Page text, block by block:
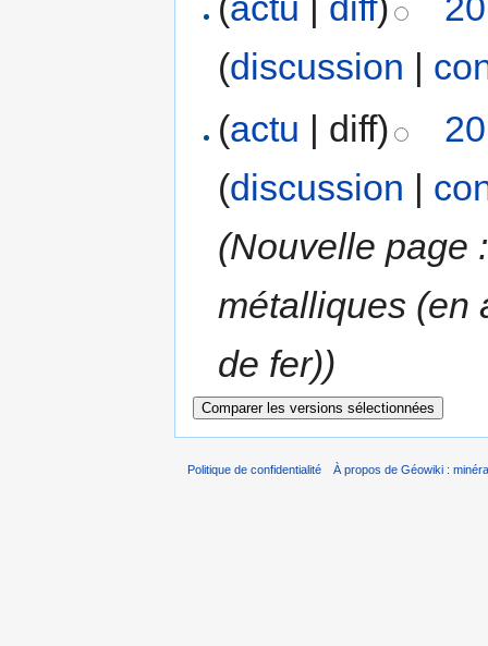
(discussion |
(actu | diff)
(discussion |
(Nouvelle page
métalliques (en
de fer))
Politique de confidentialité À propos de Géowiki :